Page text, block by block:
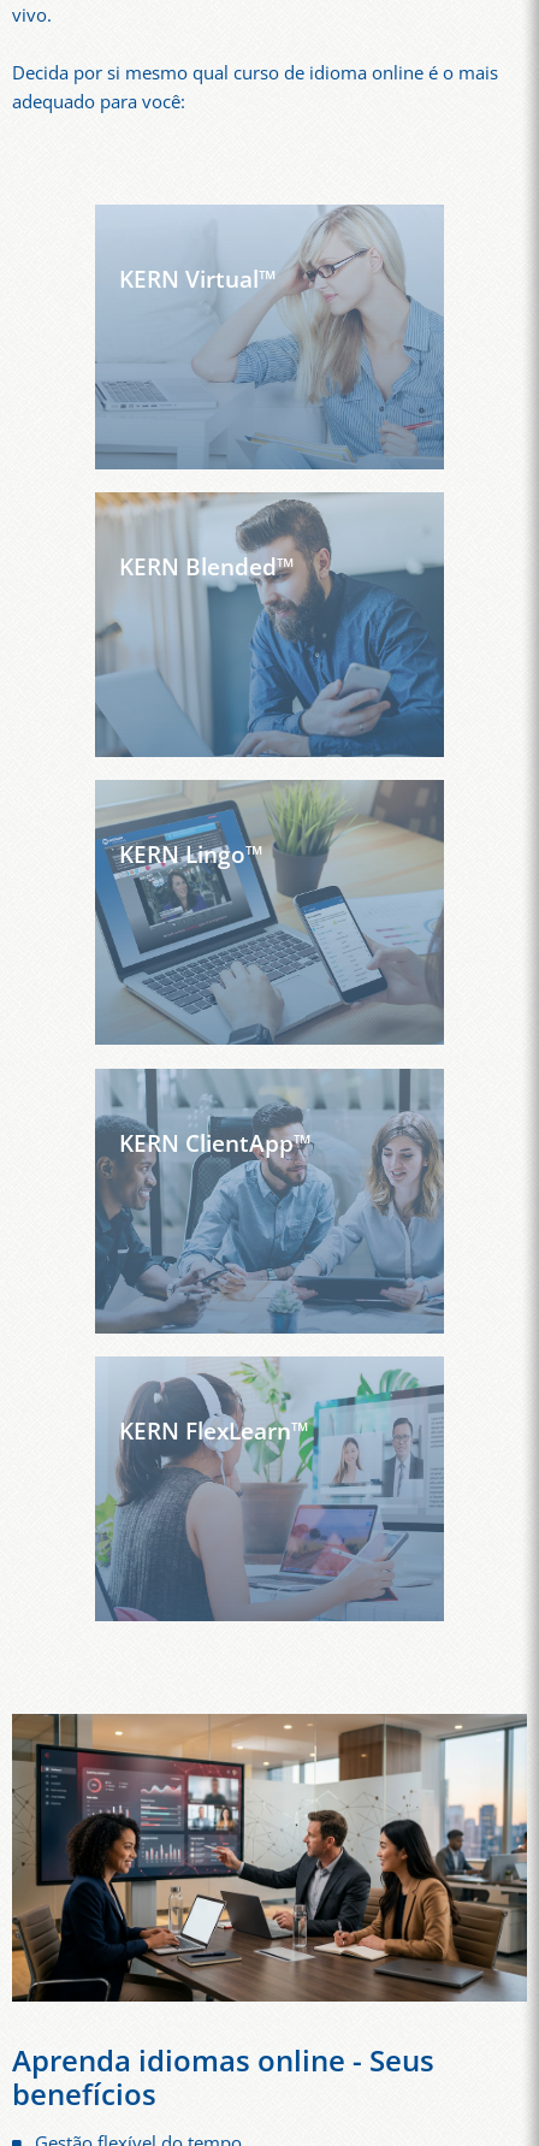
vivo.
Decida por si mesmo qual curso de idioma online é o mais
adequado para você:
KERN Virtual™
KERN Blended™
KERN Lingo™
KERN ClientApp™
KERN FlexLearn™
Aprenda idiomas online - Seus
benefícios